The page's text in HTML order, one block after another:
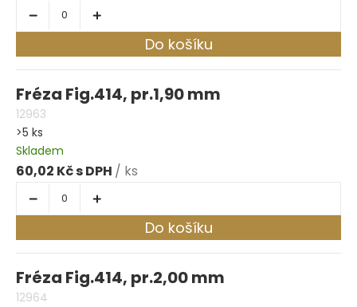
Do košíku
Fréza Fig.414, pr.1,90 mm
12963
>5 ks
Skladem
60,02 Kč / ks
Do košíku
Fréza Fig.414, pr.2,00 mm
12964